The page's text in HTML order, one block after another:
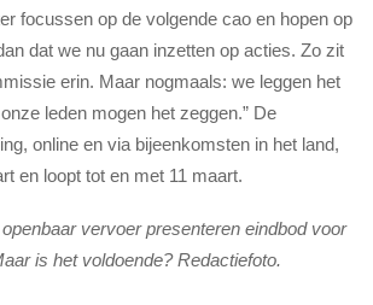
focussen op de volgende cao en hopen op
dat we nu gaan inzetten op acties. Zo zit
erin. Maar nogmaals: we leggen het
leden mogen het zeggen.” De
online en via bijeenkomsten in het land,
en loopt tot en met 11 maart.
vervoer presenteren eindbod voor
is het voldoende? Redactiefoto.